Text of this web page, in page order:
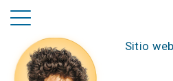
Sitio